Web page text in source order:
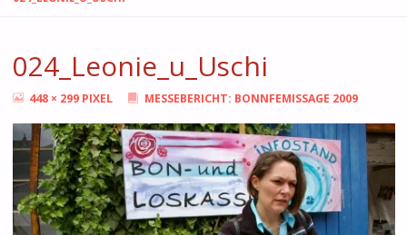
024_Leonie_u_Uschi
ORIGINALGRÖSSE
448 × 299 PIXEL MESSEBERICHT: BONNFEMISSAGE 2009